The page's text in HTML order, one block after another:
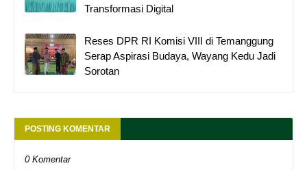
Transformasi Digital
Reses DPR RI Komisi VIII di Temanggung
Serap Aspirasi Budaya, Wayang Kedu Jadi
Sorotan
POSTING KOMENTAR
0 Komentar